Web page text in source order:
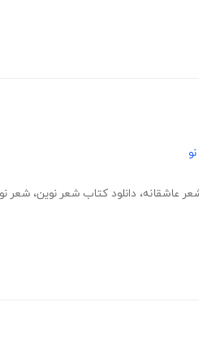
عاشقانه، دانلود کتاب شعر نوین، شعر نو